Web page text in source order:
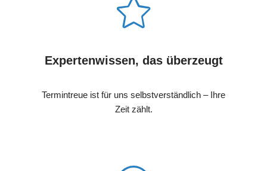
Expertenwissen, das überzeugt
Termintreue ist für uns selbstverständlich – Ihre
Zeit zählt.